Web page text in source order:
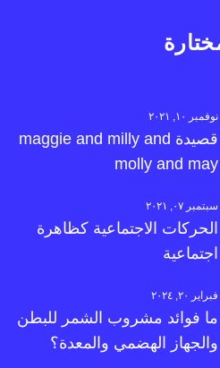
نوفمبر ١٠, ٢٠٢١
قصيدة maggie and milly and
molly and may
سبتمبر ٠٧, ٢٠٢١
الحركات الاجتماعية كظاهرة
اجتماعية
فبراير ٢٠, ٢٠٢٤
ما فوائد مشروب الشمر للبطن
والجهاز الهضمي والمعدة؟